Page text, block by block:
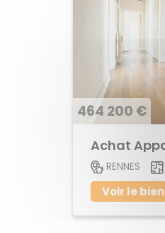
464 200 €
RENNES
Voir le bien